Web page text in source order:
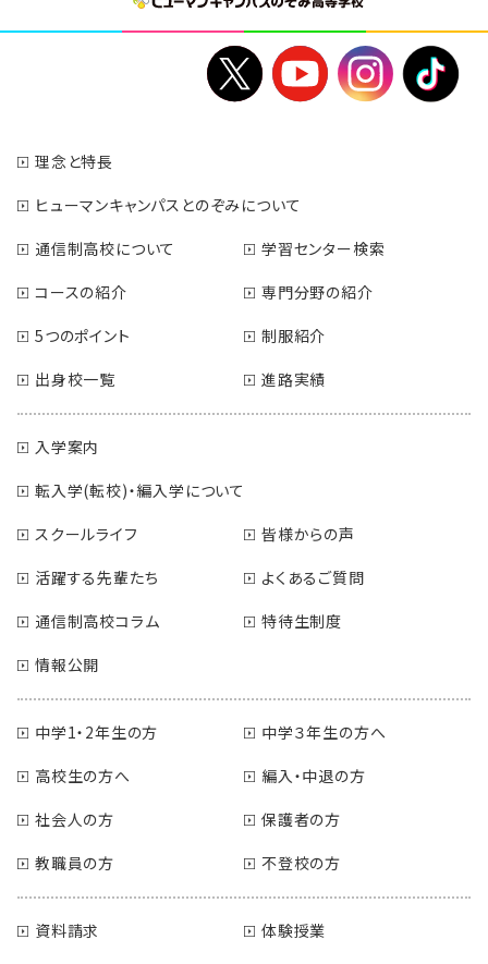
理念と特長
ヒューマンキャンパスとのぞみについて
通信制高校について
学習センター検索
コースの紹介
専門分野の紹介
5つのポイント
制服紹介
出身校一覧
進路実績
入学案内
転入学(転校)・編入学について
スクールライフ
皆様からの声
活躍する先輩たち
よくあるご質問
通信制高校コラム
特待生制度
情報公開
中学1・2年生の方
中学３年生の方へ
高校生の方へ
編入・中退の方
社会人の方
保護者の方
教職員の方
不登校の方
資料請求
体験授業